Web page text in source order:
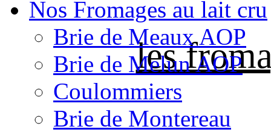
les
Nos Fromages au lait cru
Brie de Meaux AOP
Brie de Melun AOP
Coulommiers
Brie de Montereau